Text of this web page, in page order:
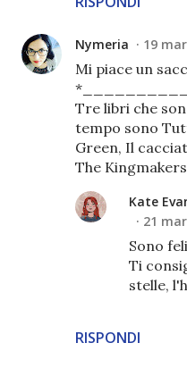
Nymeria 19
Mi piace un
Tre libri che
tempo sono
Green, Il
The
RISPONDI
Kate
21
Sono
Ti
stelle,